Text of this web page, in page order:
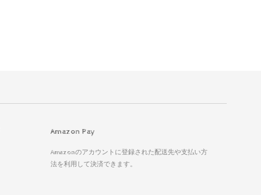
Amazon Pay
Amazonのアカウントに登録された配送先や支払い方
法を利用して決済できます。